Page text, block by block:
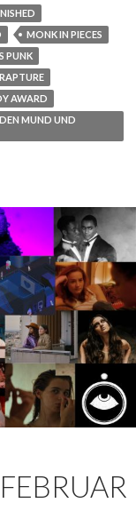
MONK IN PIECES
PUNK
RAPTURE
AWARD
MUND UND